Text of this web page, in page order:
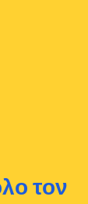
σας
μια
τον